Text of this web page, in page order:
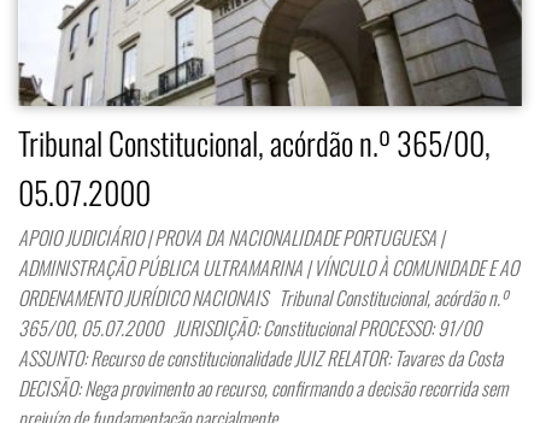
Tribunal Constitucional, acórdão n.º 365/00,
05.07.2000
APOIO JUDICIÁRIO | PROVA DA NACIONALIDADE PORTUGUESA |
ADMINISTRAÇÃO PÚBLICA ULTRAMARINA | VÍNCULO À COMUNIDADE E AO
ORDENAMENTO JURÍDICO NACIONAIS Tribunal Constitucional, acórdão n.º
365/00, 05.07.2000 JURISDIÇÃO: Constitucional PROCESSO: 91/00
ASSUNTO: Recurso de constitucionalidade JUIZ RELATOR: Tavares da Costa
DECISÃO: Nega provimento ao recurso, confirmando a decisão recorrida sem